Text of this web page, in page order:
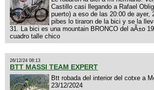
Castillo casi llegando a Rafael
puerto) a eso de las 20:00 de ayer,
pibes lo tiraron de la bici y se la
31. La bici es una mountain BRONCO del aÃ±o
cuadro talle chico
26/12/24 08:13
BTT MASSI TEAM EXPERT
Btt robada del interior del cotxe a
23/12/2024